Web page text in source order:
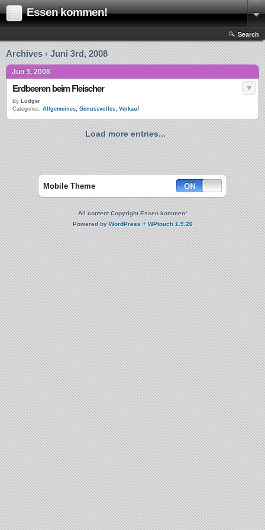
Essen kommen!
Search
Archives › Juni 3rd, 2008
Jun 3, 2008
Erdbeeren beim Fleischer
By Ludger
Categories: Allgemeines, Genussvolles, Verkauf
Load more entries...
Mobile Theme
All content Copyright Essen kommen!
Powered byWordPress+WPtouch 1.9.26